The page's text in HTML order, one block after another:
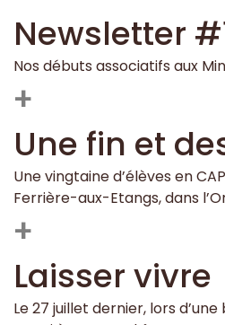
Newsletter
Nos débuts associatifs aux
+
Une fin et
Une vingtaine d’élèves en
Ferrière-aux-Etangs, dans
+
Laisser vivre
Le 27 juillet dernier, lors